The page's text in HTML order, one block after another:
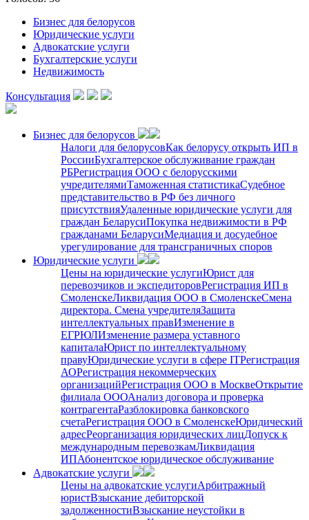
Бизнес для белорусов
Юридические услуги
Адвокатские услуги
Бухгалтерские услуги
Недвижимость
Консультация
Бизнес для белорусов
Налоги для белорусовКак белорусу открыть ИП в
РоссииБухгалтерское обслуживание граждан
РБРегистрация ООО с белорусскими
учредителямиТаможенная статистикаСудебное
представительство в РФ без личного
присутствияУдаленные юридические услуги для
граждан БеларусиПокупка недвижимости в РФ
гражданами БеларусиМедиация и досудебное
урегулирование для трансграничных споров
Юридические услуги
Цены на юридические услугиЮрист для
перевозчиков и экспедиторовРегистрация ИП в
СмоленскеЛиквидация ООО в СмоленскеСмена
директора. Смена учредителяЗащита
интеллектуальных правИзменение в
ЕГРЮЛИзменение размера уставного
капиталаЮрист по интеллектуальному
правуЮридические услуги в сфере ITРегистрация
АОРегистрация некоммерческих
организацийРегистрация ООО в МосквеОткрытие
филиала ОООАнализ договора и проверка
контрагентаРазблокировка банковского
счетаРегистрация ООО в СмоленскеЮридический
адресРеорганизация юридических лицДопуск к
международным перевозкамЛиквидация
ИПАбонентское юридическое обслуживание
Адвокатские услуги
Цены на адвокатские услугиАрбитражный
юристВзыскание дебиторской
задолженностиВзыскание неустойки в